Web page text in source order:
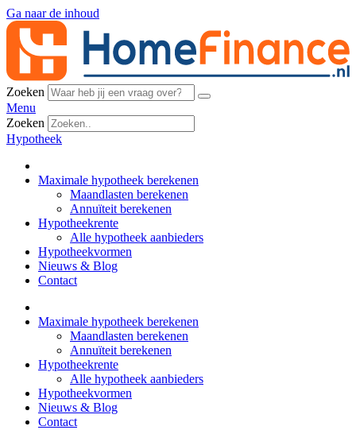
Ga naar de inhoud
Zoeken
Menu
Zoeken
Hypotheek
Maximale hypotheek berekenen
Maandlasten berekenen
Annuïteit berekenen
Hypotheekrente
Alle hypotheek aanbieders
Hypotheekvormen
Nieuws & Blog
Contact
Maximale hypotheek berekenen
Maandlasten berekenen
Annuïteit berekenen
Hypotheekrente
Alle hypotheek aanbieders
Hypotheekvormen
Nieuws & Blog
Contact